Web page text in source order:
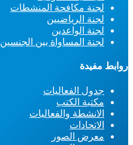
لجنة مكافحة المنشطات
لجنة الرياضيين
لجنة الواعدين
لجنة المساواة بين الجنسين
روابط مفيدة
جدول الفعاليات
مكتبة الكتب
الانشطة والفعاليات
الاتحادات
معرض الصور